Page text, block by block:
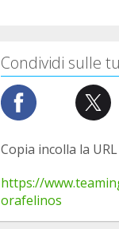
Condividi sulle
Copia incolla la URL
https://
orafelinos